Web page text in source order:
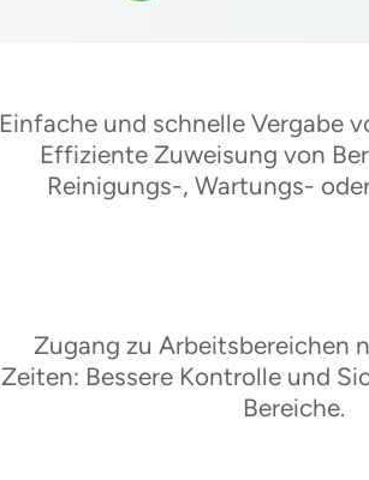
Einfache und schnelle Vergabe
Effiziente Zuweisung von
Reinigungs-, Wartungs-
Zugang zu Arbeitsbereichen
Zeiten: Bessere Kontrolle und
Bereiche.